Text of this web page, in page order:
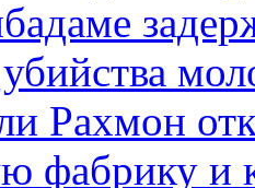
убийства
Рахмон
фабрику и